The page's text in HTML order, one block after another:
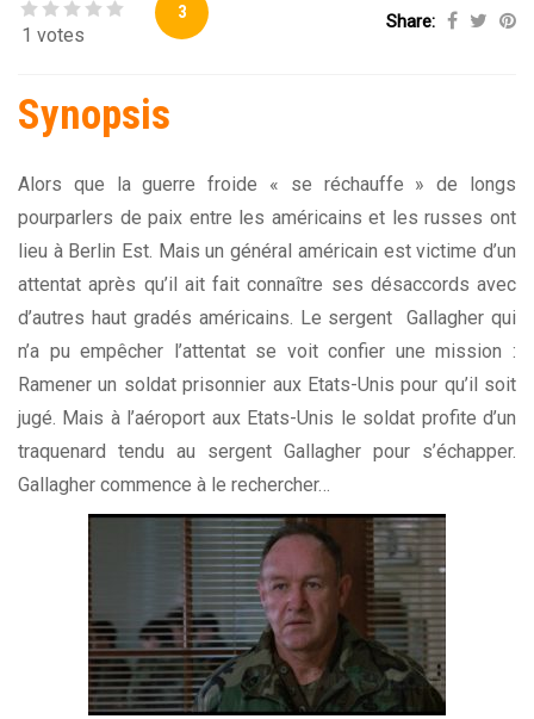
1 votes
3 Share:
Synopsis
Alors que la guerre froide « se réchauffe » de longs
pourparlers de paix entre les américains et les russes ont
lieu à Berlin Est. Mais un général américain est victime d’un
attentat après qu’il ait fait connaître ses désaccords avec
d’autres haut gradés américains. Le sergent Gallagher qui
n’a pu empêcher l’attentat se voit confier une mission :
Ramener un soldat prisonnier aux Etats-Unis pour qu’il soit
jugé. Mais à l’aéroport aux Etats-Unis le soldat profite d’un
traquenard tendu au sergent Gallagher pour s’échapper.
Gallagher commence à le rechercher…